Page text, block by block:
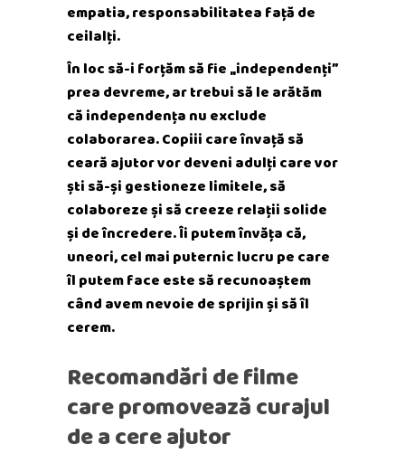
empatia, responsabilitatea față de
ceilalți.
În loc să-i forțăm să fie „independenți”
prea devreme, ar trebui să le arătăm
că independența nu exclude
colaborarea. Copiii care învață să
ceară ajutor vor deveni adulți care vor
ști să-și gestioneze limitele, să
colaboreze și să creeze relații solide
și de încredere. Îi putem învăța că,
uneori, cel mai puternic lucru pe care
îl putem face este să recunoaștem
când avem nevoie de sprijin și să îl
cerem.
Recomandări de filme
care promovează curajul
de a cere ajutor